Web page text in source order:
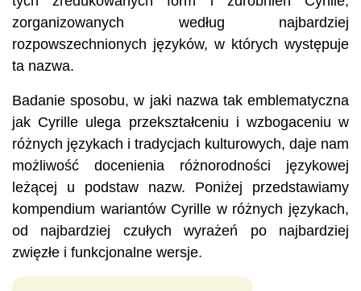
zorganizowanych według najbardziej
rozpowszechnionych języków, w których występuje
ta nazwa.
Badanie sposobu, w jaki nazwa tak emblematyczna
jak Cyrille ulega przekształceniu i wzbogaceniu w
różnych językach i tradycjach kulturowych, daje nam
możliwość docenienia różnorodności językowej
leżącej u podstaw nazw. Poniżej przedstawiamy
kompendium wariantów Cyrille w różnych językach,
od najbardziej czułych wyrażeń po najbardziej
zwięzłe i funkcjonalne wersje.